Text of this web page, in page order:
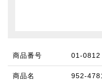
商品番号 01-0812
商品名 952-